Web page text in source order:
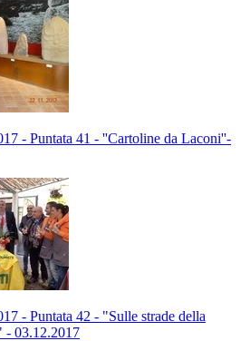
- Puntata 41 - ''Cartoline da Laconi''-
- Puntata 42 - "Sulle strade della
- 03.12.2017